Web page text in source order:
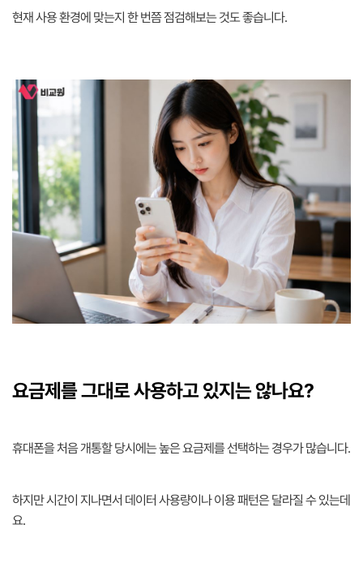
현재 사용 환경에 맞는지 한 번쯤 점검해보는 것도 좋습니다.
요금제를 그대로 사용하고 있지는 않나요?
휴대폰을 처음 개통할 당시에는 높은 요금제를 선택하는 경우가 많습니다.
하지만 시간이 지나면서 데이터 사용량이나 이용 패턴은 달라질 수 있는데
요.